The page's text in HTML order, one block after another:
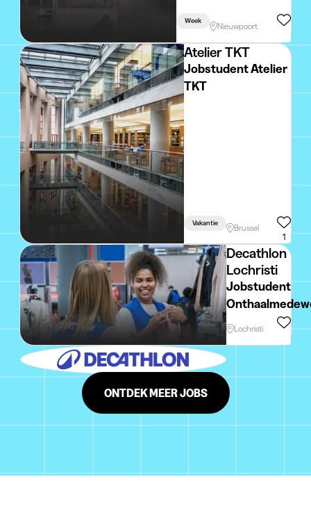
Week
Nieuwpoort
Atelier TKT
Jobstudent Atelier
TKT
Vakantie
Brussel
1
Decathlon
Lochristi
Jobstudent
- Decathlon
Lochristi -
Onmiddellijk
beschikbaar
Lochristi
ONTDEK MEER JOBS